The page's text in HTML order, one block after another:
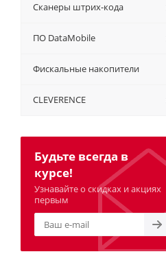
Сканеры штрих-кода
ПО DataMobile
Фискальные накопители
CLEVERENCE
Будьте всегда в
курсе!
Узнавайте о скидках и акциях
первым